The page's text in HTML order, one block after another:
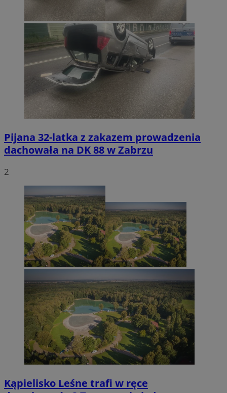
Pijana 32-latka z zakazem prowadzenia
dachowała na DK 88 w Zabrzu
2
Kąpielisko Leśne trafi w ręce